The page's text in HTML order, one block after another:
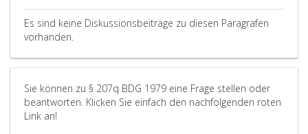
Es sind keine Diskussionsbeiträge zu diesen Paragrafen
vorhanden.
Sie können zu § 207q BDG 1979 eine Frage stellen oder
beantworten. Klicken Sie einfach den nachfolgenden roten
Link an!